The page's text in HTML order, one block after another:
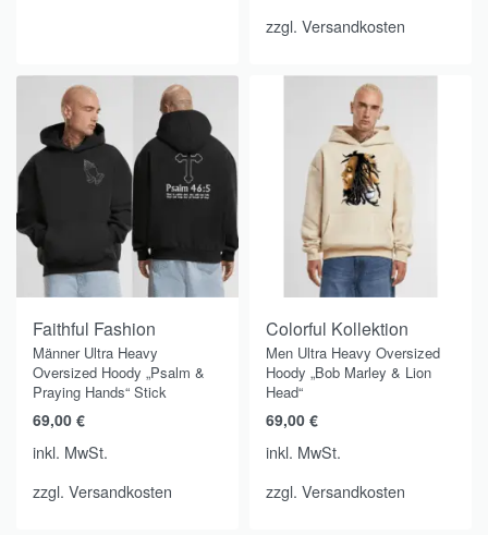
zzgl. Versandkosten
Faithful Fashion
Männer Ultra Heavy
Oversized Hoody „Psalm &
Praying Hands“ Stick
69,00 €
inkl. MwSt.
zzgl. Versandkosten
Colorful Kollektion
Men Ultra Heavy Oversized
Hoody „Bob Marley & Lion
Head“
69,00 €
inkl. MwSt.
zzgl. Versandkosten